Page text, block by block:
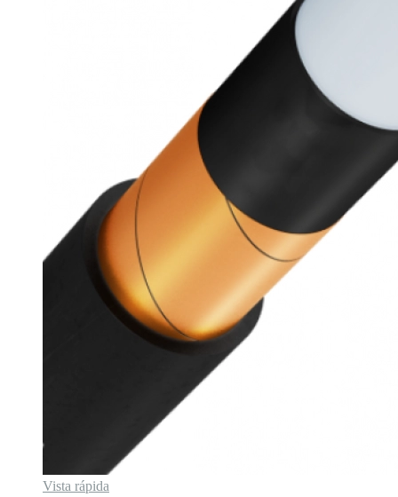
Vista rápida